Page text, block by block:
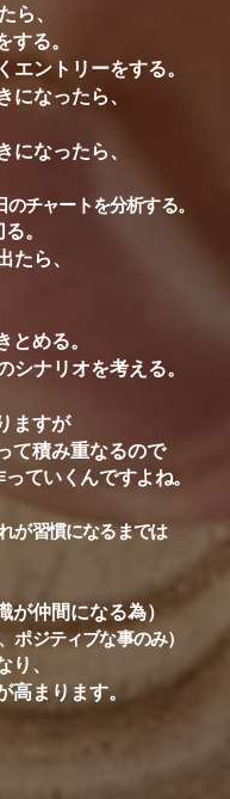
ら、
る。
ントリーをする。
なったら、
なったら、
チャートを分析する。
。
ら、
める。
ナリオを考える。
ますが
て積み重なるので
ていくんですよね。
が習慣になるまでは
仲間になる為）
ポジティブな事のみ）
、
まります。